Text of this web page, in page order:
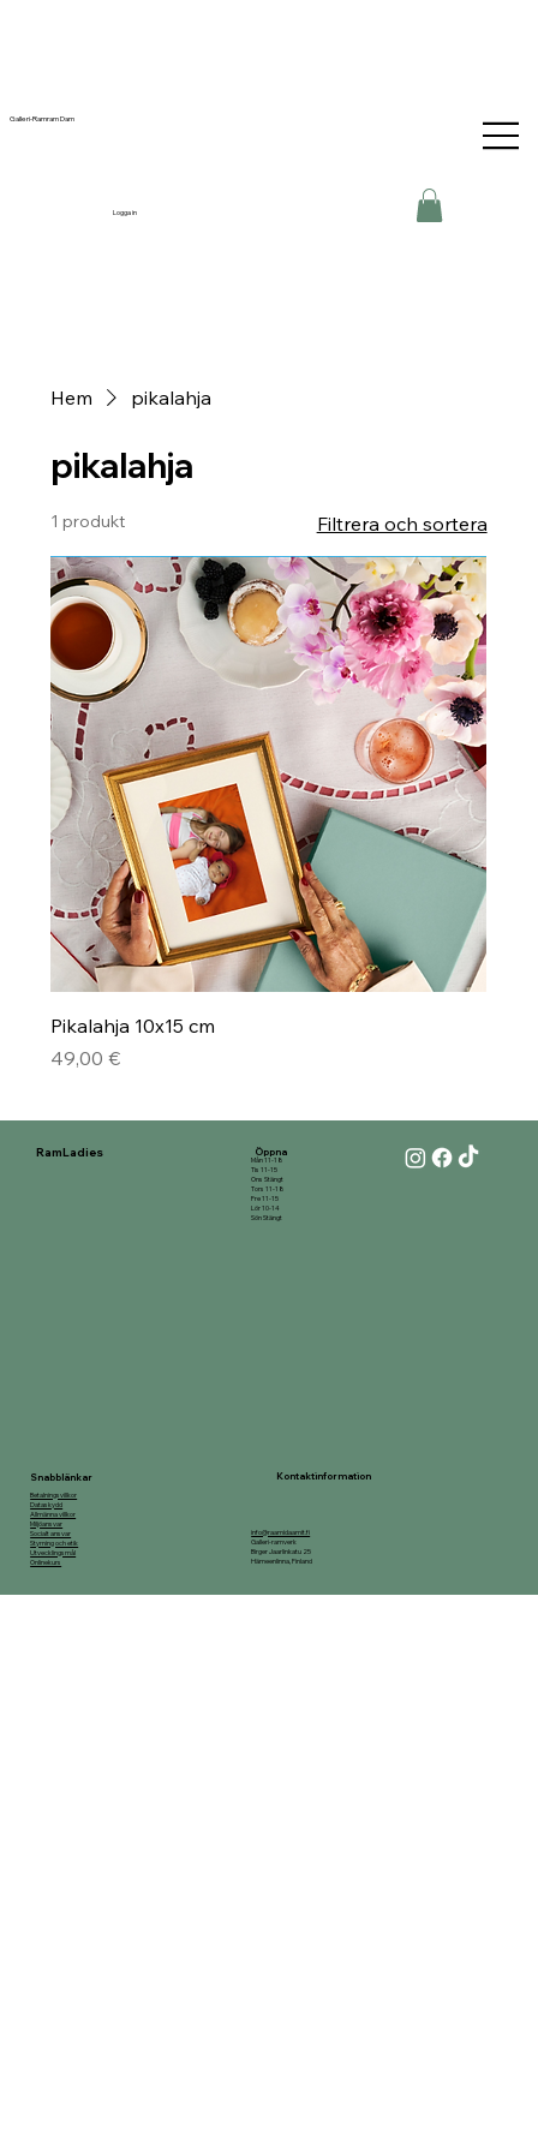
Galleri-Ramram Dam
Logga in
Hem pikalahja
pikalahja
1 produkt Filtrera och sortera
Pikalahja 10x15 cm
Pris
49,00 €
RamLadies
Betalningsvillkor
Dataskydd
Allmänna villkor
Miljöansvar
Socialt ansvar
Styrning och etik
Utvecklingsmål
Onlinekurs
Snabblänkar Kontaktinformation
info@raamidaamit.fi
Galleri-ramverk
Birger Jaarlinkatu 25
Hämeenlinna, Finland
Mån 11-18
Tis 11-15
Ons Stängt
Tors 11-18
Fre 11-15
Lör 10-14
Sön Stängt
Öppna